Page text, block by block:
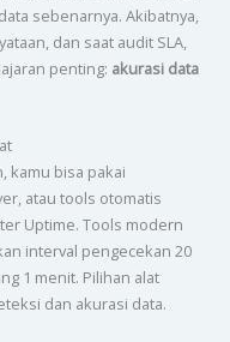
sebenarnya. Akibatnya,
dan saat audit SLA,
penting: akurasi data
kamu bisa pakai
atau tools otomatis
Uptime. Tools modern
interval pengecekan 20
1 menit. Pilihan alat
dan akurasi data.